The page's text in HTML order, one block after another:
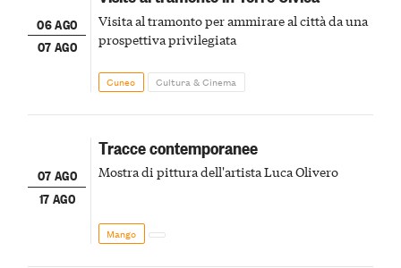
06 AGO
07 AGO
Visita al tramonto per ammirare al città da una
prospettiva privilegiata
Cuneo Cultura & Cinema
07 AGO
17 AGO
Tracce contemporanee
Mostra di pittura dell'artista Luca Olivero
Mango